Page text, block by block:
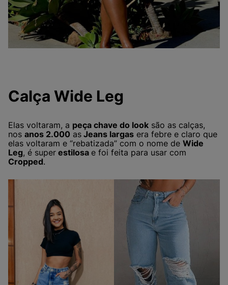
Calça Wide Leg
Elas voltaram, a peça chave do look são as calças,
nos anos 2.000 as Jeans largas era febre e claro que
elas voltaram e “rebatizada” com o nome de Wide
Leg, é super estilosa e foi feita para usar com
Cropped.